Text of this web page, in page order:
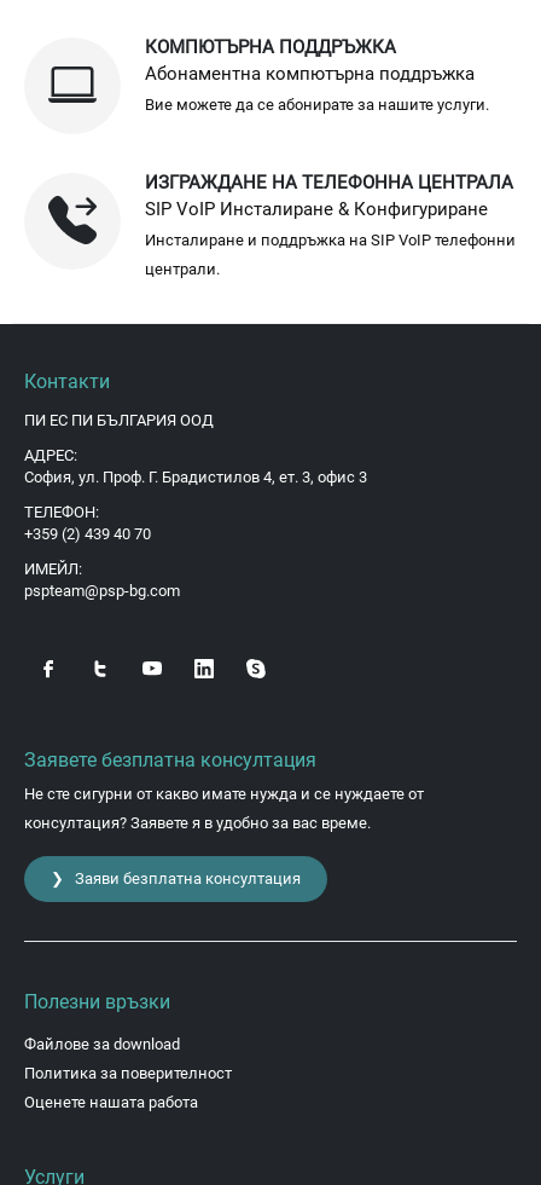
КОМПЮТЪРНА ПОДДРЪЖКА
Абонаментна компютърна поддръжка
Вие можете да се абонирате за нашите услуги.
ИЗГРАЖДАНЕ НА ТЕЛЕФОННА ЦЕНТРАЛА
SIP VoIP Инсталиране & Конфигуриране
Инсталиране и поддръжка на SIP VoIP телефонни
централи.
Контакти
ПИ ЕС ПИ БЪЛГАРИЯ ООД
АДРЕС:
София, ул. Проф. Г. Брадистилов 4, ет. 3, офис 3
ТЕЛЕФОН:
+359 (2) 439 40 70
ИМЕЙЛ:
pspteam@psp-bg.com
Заявете безплатна консултация
Не сте сигурни от какво имате нужда и се нуждаете от
консултация? Заявете я в удобно за вас време.
❯ Заяви безплатна консултация
Полезни връзки
Файлове за download
Политика за поверителност
Оценете нашата работа
Услуги